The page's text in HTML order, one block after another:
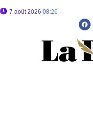
7 août 2026 08:26